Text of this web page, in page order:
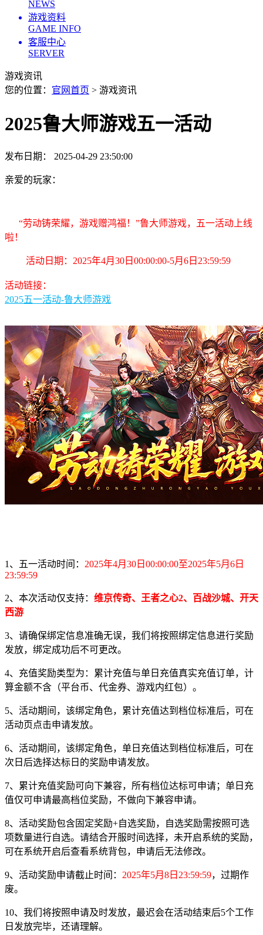
NEWS
游戏资料
GAME INFO
客服中心
SERVER
游戏资讯
您的位置： 官网首页 > 游戏资讯
2025鲁大师游戏五一活动
发布日期： 2025-04-29 23:50:00
亲爱的玩家：
“劳动铸荣耀，游戏赠鸿福！”鲁大师游戏，五一活动上线
啦！
活动日期：2025年4月30日00:00:00-5月6日23:59:59
活动链接：
2025五一活动-鲁大师游戏
1、五一活动时间： 2025年4月30日00:00:00至2025年5月6日
23:59:59
2、本次活动仅支持： 维京传奇、王者之心2、百战沙城、开天
西游
3、请确保绑定信息准确无误，我们将按照绑定信息进行奖励
发放，绑定成功后不可更改。
4、充值奖励类型为：累计充值与单日充值真实充值订单，计
算金额不含（平台币、代金券、游戏内红包）。
5、活动期间，该绑定角色，累计充值达到档位标准后，可在
活动页点击申请发放。
6、活动期间，该绑定角色，单日充值达到档位标准后，可在
次日后选择达标日的奖励申请发放。
7、累计充值奖励可向下兼容，所有档位达标可申请；单日充
值仅可申请最高档位奖励，不做向下兼容申请。
8、活动奖励包含固定奖励+自选奖励，自选奖励需按照可选
项数量进行自选。请结合开服时间选择，未开启系统的奖励，
可在系统开启后查看系统背包，申请后无法修改。
9、活动奖励申请截止时间： 2025年5月8日23:59:59，过期作
废。
10、我们将按照申请及时发放，最迟会在活动结束后5个工作
日发放完毕，还请理解。